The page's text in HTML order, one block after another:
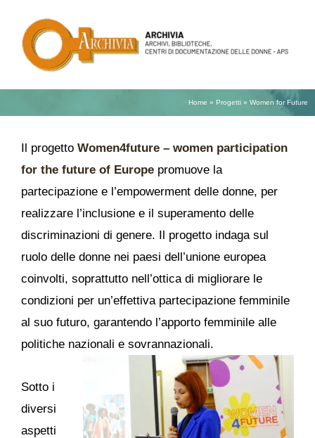
contenuto
Home » Progetti » Women for Future
Il progetto Women4future – women participation
for the future of Europe promuove la
partecipazione e l’empowerment delle donne, per
realizzare l’inclusione e il superamento delle
discriminazioni di genere. Il progetto indaga sul
ruolo delle donne nei paesi dell’unione europea
coinvolti, soprattutto nell’ottica di migliorare le
condizioni per un’effettiva partecipazione femminile
al suo futuro, garantendo l’apporto femminile alle
politiche nazionali e sovrannazionali.
Sotto i
diversi
aspetti